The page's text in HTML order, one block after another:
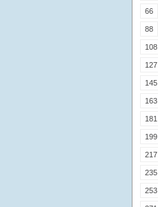
66
88
108
127
145
163
181
199
217
235
253